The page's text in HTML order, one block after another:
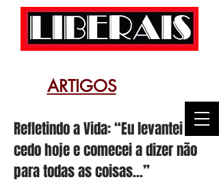
ARTIGOS
Refletindo a Vida: “Eu levantei
cedo hoje e comecei a dizer não
para todas as coisas...”